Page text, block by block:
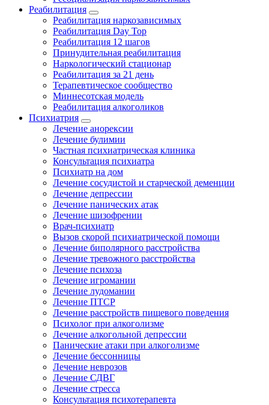
Реабилитация
Реабилитация наркозависимых
Реабилитация Day Top
Реабилитация 12 шагов
Принудительная реабилитация
Наркологический стационар
Реабилитация за 21 день
Терапевтическое сообщество
Миннесотская модель
Реабилитация алкоголиков
Психиатрия
Лечение анорексии
Лечение булимии
Частная психиатрическая клиника
Консультация психиатра
Психиатр на дом
Лечение сосудистой и старческой деменции
Лечение депрессии
Лечение панических атак
Лечение шизофрении
Врач-психиатр
Вызов скорой психиатрической помощи
Лечение биполярного расстройства
Лечение тревожного расстройства
Лечение психоза
Лечение игромании
Лечение лудомании
Лечение ПТСР
Лечение расстройств пищевого поведения
Психолог при алкоголизме
Лечение алкогольной депрессии
Панические атаки при алкоголизме
Лечение бессонницы
Лечение неврозов
Лечение СДВГ
Лечение стресса
Консультация психотерапевта